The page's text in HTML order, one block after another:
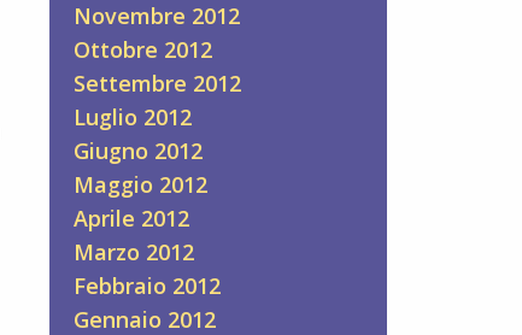
Novembre 2012
Ottobre 2012
Settembre 2012
Luglio 2012
Giugno 2012
Maggio 2012
Aprile 2012
Marzo 2012
Febbraio 2012
Gennaio 2012